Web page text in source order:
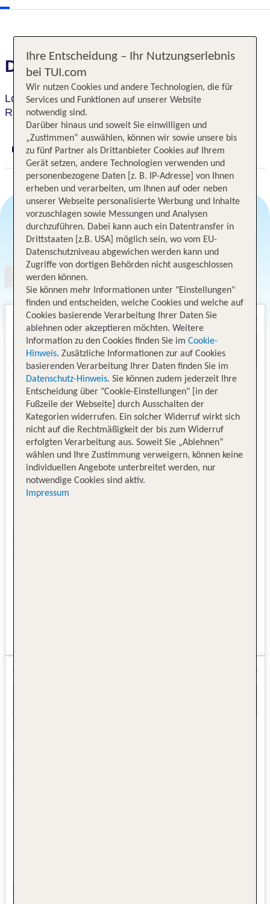
Das erwartet Sie
Loews Sapphire Falls Resort at Universal Orlando
Resort
Digitaler und telefonischer 24/7 TUI Service
Angebotsauswahl
Ihre Entscheidung – Ihr Nutzungserlebnis
bei TUI.com
Wir nutzen Cookies und andere Technologien, die für
Services und Funktionen auf unserer Website
notwendig sind.
Darüber hinaus und soweit Sie einwilligen und
„Zustimmen“ auswählen, können wir sowie unsere bis
zu fünf Partner als Drittanbieter Cookies auf Ihrem
Gerät setzen, andere Technologien verwenden und
personenbezogene Daten [z. B. IP-Adresse] von Ihnen
erheben und verarbeiten, um Ihnen auf oder neben
unserer Webseite personalisierte Werbung und Inhalte
vorzuschlagen sowie Messungen und Analysen
durchzuführen. Dabei kann auch ein Datentransfer in
Drittstaaten [z.B. USA] möglich sein, wo vom EU-
Datenschutzniveau abgewichen werden kann und
Zugriffe von dortigen Behörden nicht ausgeschlossen
werden können.
Sie können mehr Informationen unter "Einstellungen"
finden und entscheiden, welche Cookies und welche auf
Cookies basierende Verarbeitung Ihrer Daten Sie
ablehnen oder akzeptieren möchten. Weitere
Information zu den Cookies finden Sie im Cookie-
Hinweis. Zusätzliche Informationen zur auf Cookies
basierenden Verarbeitung Ihrer Daten finden Sie im
Datenschutz-Hinweis. Sie können zudem jederzeit Ihre
Entscheidung über "Cookie-Einstellungen" [in der
Fußzeile der Webseite] durch Ausschalten der
Kategorien widerrufen. Ein solcher Widerruf wirkt sich
nicht auf die Rechtmäßigkeit der bis zum Widerruf
erfolgten Verarbeitung aus. Soweit Sie „Ablehnen“
wählen und Ihre Zustimmung verweigern, können keine
individuellen Angebote unterbreitet werden, nur
notwendige Cookies sind aktiv.
Impressum